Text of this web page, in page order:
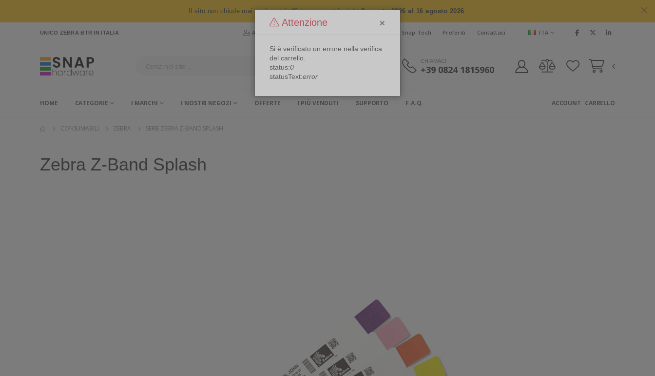
Il sito non chiude mai ma i nostri uffici saranno chiusi dal8 agosto 2026 al 16 agosto 2026
UNICO ZEBRA BTR IN ITALIA Area Riservata Snap Tech Preferiti Contattaci ITA
CHIAMACI
+39 0824 1815960
HOME CATEGORIE I MARCHI I NOSTRI NEGOZI OFFERTE I PIÙ VENDUTI SUPPORTO F.A.Q. CARRELLO
ACCOUNT
CONSUMABILI ZEBRA SERIE ZEBRA Z-BAND SPLASH
Zebra Z-Band Splash
Attenzione ×
Si è verificato un errore nella verifica
del carrello.
status:0
statusText:error